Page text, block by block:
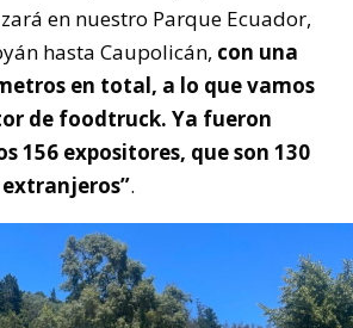
en nuestro Parque Ecuador,
hasta Caupolicán, con una
en total, a lo que vamos
de foodtruck. Ya fueron
156 expositores, que son 130
.